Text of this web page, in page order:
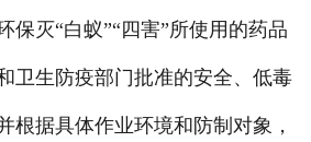
保灭“白蚁”“四害”所使用的药品
卫生防疫部门批准的安全、低毒
根据具体作业环境和防制对象，